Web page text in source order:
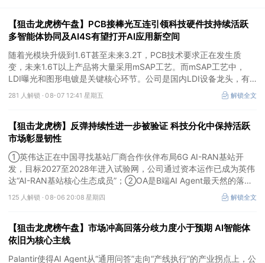
【狙击龙虎榜午盘】PCB接棒光互连引领科技硬件技持续活跃
多智能体协同及AI4S有望打开AI应用新空间
随着光模块升级到1.6T甚至未来3.2T，PCB技术要求正在发生质
变，未来1.6T以上产品将大量采用mSAP工艺。而mSAP工艺中，
LDI曝光和图形电镀是关键核心环节。公司是国内LDI设备龙头，有
望凭借其解析度更高的LDI技术，成为不可或缺的关键“铲子股”。
281 人解锁 ·08-07 12:41 星期五 解锁全文
【狙击龙虎榜】反弹持续性进一步被验证 科技分化中保持活跃
市场彰显韧性
①英伟达正在中国寻找基站厂商合作伙伴布局6G AI-RAN基站开
发，目标2027至2028年进入试验网，公司通过资本运作已成为英伟
达“AI-RAN基站核心生态成员”；②OA是B端AI Agent最天然的落地
入口，公司凭借数万家企业客户积累的场景厚度正从协同管理软件龙
头进化为企业智能体经济的核心枢纽；③市场重组、股权转让暗线
125 人解锁 ·08-06 20:08 星期四 解锁全文
【狙击龙虎榜午盘】市场冲高回落分歧力度小于预期 AI智能体
依旧为核心主线
Palantir使得AI Agent从“通用问答”走向“产线执行”的产业拐点上，公